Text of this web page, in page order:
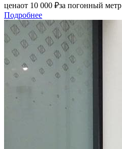
ценаот 10 000 ₽за погонный метр
Подробнее